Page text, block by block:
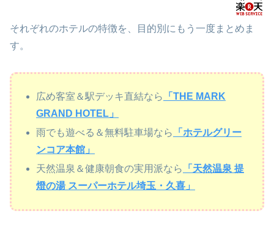
スーパーアリーナ共
に徒歩約10分(歩行
者デッキ直通）
口よりお車5分
それぞれのホテルの特徴を、目的別にもう一度まとめま
す。
広め客室＆駅デッキ直結なら
「THE MARK
GRAND HOTEL」
雨でも遊べる＆無料駐車場なら
「ホテルグリー
ンコア本館」
天然温泉＆健康朝食の実用派なら
「天然温泉 提
燈の湯 スーパーホテル埼玉・久喜」